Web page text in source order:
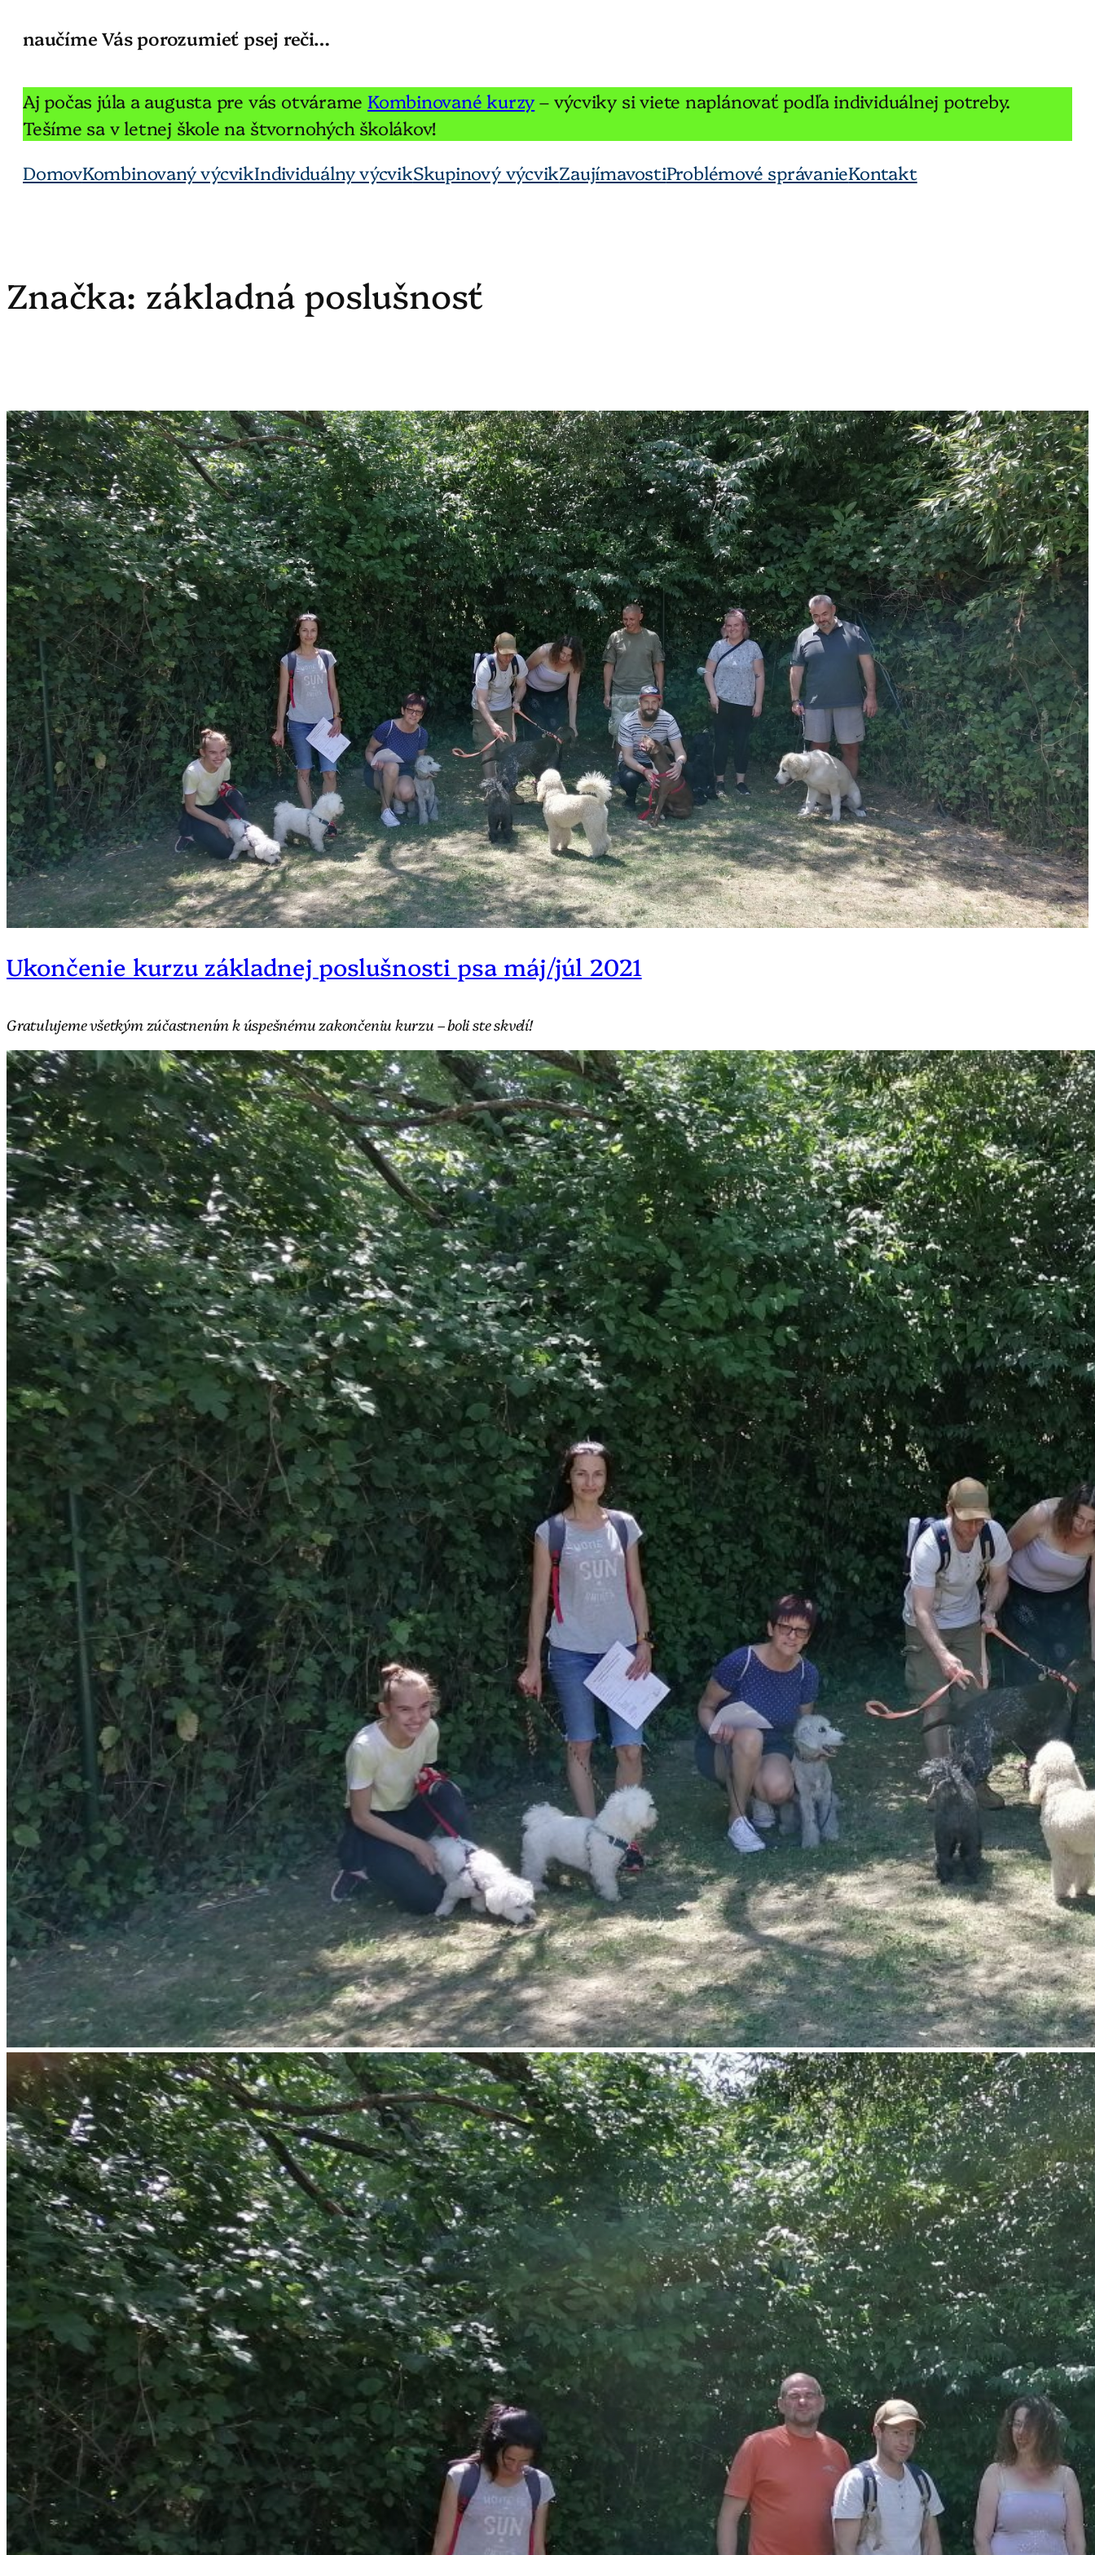
naučíme Vás porozumieť psej reči…
Aj počas júla a augusta pre vás otvárame Kombinované kurzy– výcviky si viete naplánovať podľa individuálnej potreby.
Tešíme sa v letnej škole na štvornohých školákov!
DomovKombinovaný výcvikIndividuálny výcvikSkupinový výcvikZaujímavostiProblémové správanieKontakt
Značka: základná poslušnosť
Ukončenie kurzu základnej poslušnosti psa máj/júl 2021
Gratulujeme všetkým zúčastnením k úspešnému zakončeniu kurzu – boli ste skvelí!